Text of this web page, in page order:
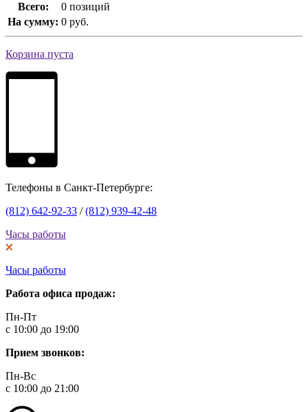
Всего:
0 позиций
На сумму: 0 руб.
Корзина пуста
Телефоны в Санкт-Петербурге:
(812) 642-92-33 /(812) 939-42-48
Часы работы
Часы работы
Работа офиса продаж:
Пн-Пт
с 10:00 до 19:00
Прием звонков:
Пн-Вс
с 10:00 до 21:00